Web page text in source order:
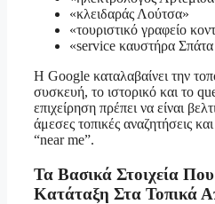
«κλειδαράς Λούτσα»
«τουριστικό γραφείο
«service καυστήρα
Η Google καταλαβαίνει την
συσκευή, το ιστορικό και το
επιχείρηση πρέπει να είναι
άμεσες τοπικές αναζητήσεις
“near me”.
Τα Βασικά Στοιχεία
Κατάταξη Στα Τοπικά